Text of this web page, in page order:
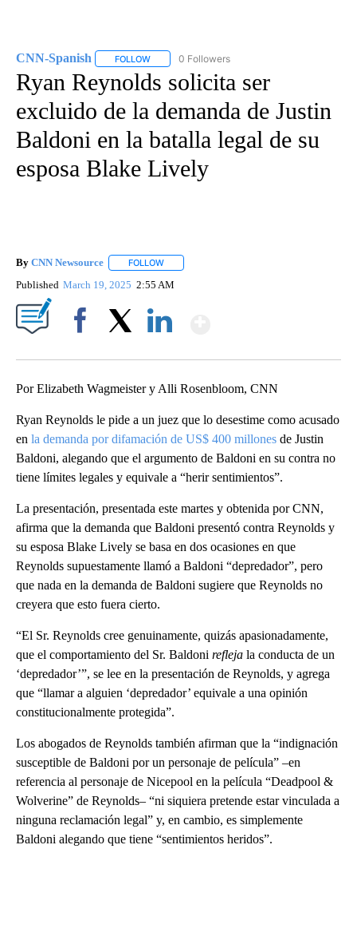
CNN-Spanish FOLLOW FOLLOW "CNN-SPANISH" TO RECEIVE
0 Followers
Ryan Reynolds solicita ser
excluido de la demanda de Justin
Baldoni en la batalla legal de su
esposa Blake Lively
By CNN Newsource FOLLOW
Published March 19, 2025 2:55 AM
Por Elizabeth Wagmeister y Alli Rosenbloom, CNN
Ryan Reynolds le pide a un juez que lo desestime como acusado
en la demanda por difamación de US$ 400 millones de Justin
Baldoni, alegando que el argumento de Baldoni en su contra no
tiene límites legales y equivale a “herir sentimientos”.
La presentación, presentada este martes y obtenida por CNN,
afirma que la demanda que Baldoni presentó contra Reynolds y
su esposa Blake Lively se basa en dos ocasiones en que
Reynolds supuestamente llamó a Baldoni “depredador”, pero
que nada en la demanda de Baldoni sugiere que Reynolds no
creyera que esto fuera cierto.
“El Sr. Reynolds cree genuinamente, quizás apasionadamente,
que el comportamiento del Sr. Baldoni refleja la conducta de un
‘depredador’”, se lee en la presentación de Reynolds, y agrega
que “llamar a alguien ‘depredador’ equivale a una opinión
constitucionalmente protegida”.
Los abogados de Reynolds también afirman que la “indignación
susceptible de Baldoni por un personaje de película” –en
referencia al personaje de Nicepool en la película “Deadpool &
Wolverine” de Reynolds– “ni siquiera pretende estar vinculada a
ninguna reclamación legal” y, en cambio, es simplemente
Baldoni alegando que tiene “sentimientos heridos”.